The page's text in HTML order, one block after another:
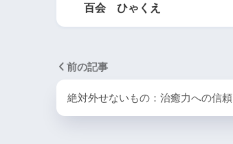
百会 ひゃくえ
前の記事
絶対外せないもの：治癒力への信頼